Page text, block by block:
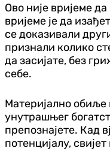
Ово није вријеме
вријеме је да
се доказивали
признали колико
да засијате, без
себе.
Материјално обиље
унутрашњег
препознајете. Кад
потенцијалу,